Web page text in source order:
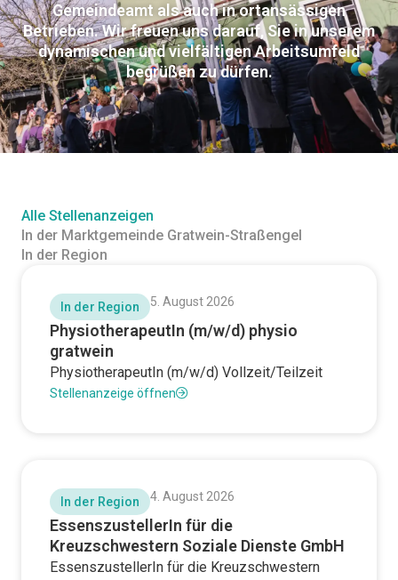
Gemeindeamt als auch in ortansässigen
Betrieben. Wir freuen uns darauf, Sie in unserem
dynamischen und vielfältigen Arbeitsumfeld
begrüßen zu dürfen.
In der Marktgemeinde Gratwein-Straßengel
In der Region
Alle Stellenanzeigen
In der Region 5. August 2026
PhysiotherapeutIn (m/w/d) physio
gratwein
PhysiotherapeutIn (m/w/d) Vollzeit/Teilzeit
Stellenanzeige öffnen
In der Region 4. August 2026
EssenszustellerIn für die
Kreuzschwestern Soziale Dienste GmbH
EssenszustellerIn für die Kreuzschwestern